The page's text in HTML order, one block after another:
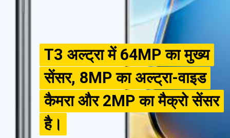
T3 अल्ट्रा में 64MP का मुख्य
सेंसर, 8MP का अल्ट्रा-वाइड
कैमरा और 2MP का मैक्रो सेंसर
है।
T3 अल्ट्रा में 64MP का मुख्य
सेंसर, 8MP का अल्ट्रा-वाइड
कैमरा और 2MP का मैक्रो सेंसर
है।